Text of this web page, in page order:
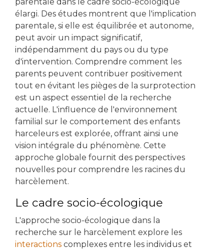
élargi. Des études montrent que l'implication
parentale, si elle est équilibrée et autonome,
peut avoir un impact significatif,
indépendamment du pays ou du type
d'intervention. Comprendre comment les
parents peuvent contribuer positivement
tout en évitant les pièges de la surprotection
est un aspect essentiel de la recherche
actuelle. L'influence de l'environnement
familial sur le comportement des enfants
harceleurs est explorée, offrant ainsi une
vision intégrale du phénomène. Cette
approche globale fournit des perspectives
nouvelles pour comprendre les racines du
harcèlement.
Le cadre socio-écologique
L'approche socio-écologique dans la
recherche sur le harcèlement explore les
interactions complexes entre les individus et